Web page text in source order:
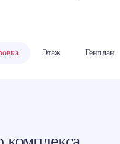
Этаж Генплан